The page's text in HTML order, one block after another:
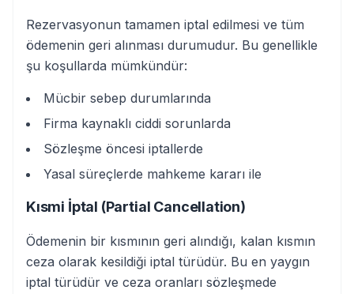
Rezervasyonun tamamen iptal edilmesi ve tüm
ödemenin geri alınması durumudur. Bu genellikle
şu koşullarda mümkündür:
Mücbir sebep durumlarında
Firma kaynaklı ciddi sorunlarda
Sözleşme öncesi iptallerde
Yasal süreçlerde mahkeme kararı ile
Kısmi İptal (Partial Cancellation)
Ödemenin bir kısmının geri alındığı, kalan kısmın
ceza olarak kesildiği iptal türüdür. Bu en yaygın
iptal türüdür ve ceza oranları sözleşmede